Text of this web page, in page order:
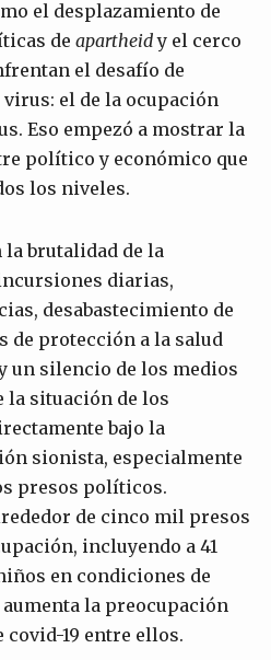
el desplazamiento de
de apartheidy el cerco
el desafío de
el de la ocupación
Eso empezó a mostrar la
político y económico que
los niveles.
brutalidad de la
diarias,
desabastecimiento de
de protección a la salud
un silencio de los medios
la situación de los
bajo la
sionista, especialmente
presos políticos.
de cinco mil presos
incluyendo a 41
en condiciones de
la preocupación
19 entre ellos.